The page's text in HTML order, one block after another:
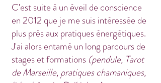
C'est suite à un éveil de conscience
en 2012 que je me suis intéressée de
plus près aux pratiques énergétiques.
J'ai alors entamé un long parcours de
stages et formations (pendule, Tarot
de Marseille, pratiques chamaniques,